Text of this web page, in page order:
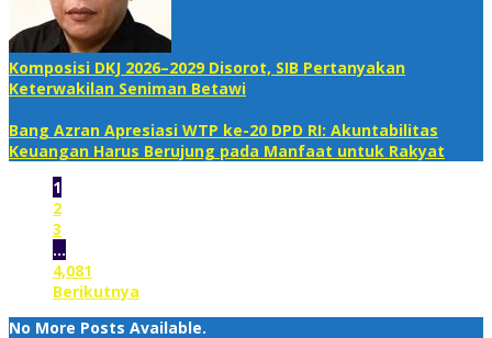
Komposisi DKJ 2026–2029 Disorot, SIB Pertanyakan
Keterwakilan Seniman Betawi
Bang Azran Apresiasi WTP ke-20 DPD RI: Akuntabilitas
Keuangan Harus Berujung pada Manfaat untuk Rakyat
1
2
3
…
4,081
Berikutnya
No More Posts Available.